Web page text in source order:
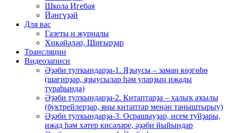
Школа Игебая
Йәнгүҙәй
Для вас
Газеты и журналы
Хикәйәләр, Шиғырҙар
Трансляции
Видеозаписи
Әҙәби тулҡындарҙа-1. Яҙыусы – заман көҙгөһө
(шағирҙар, яҙыусылар һәм уларҙың ижады
тураһында)
Әҙәби тулҡындарҙа-2. Китаптарҙа – халыҡ аҡылы
(буктрейлерҙар, яңы китаптар менән таныштырыу)
Әҙәби тулҡындарҙа-3. Осрашыуҙар, исем туйҙары,
ижад һәм хәтер кисәләре, әҙәби йыйындар